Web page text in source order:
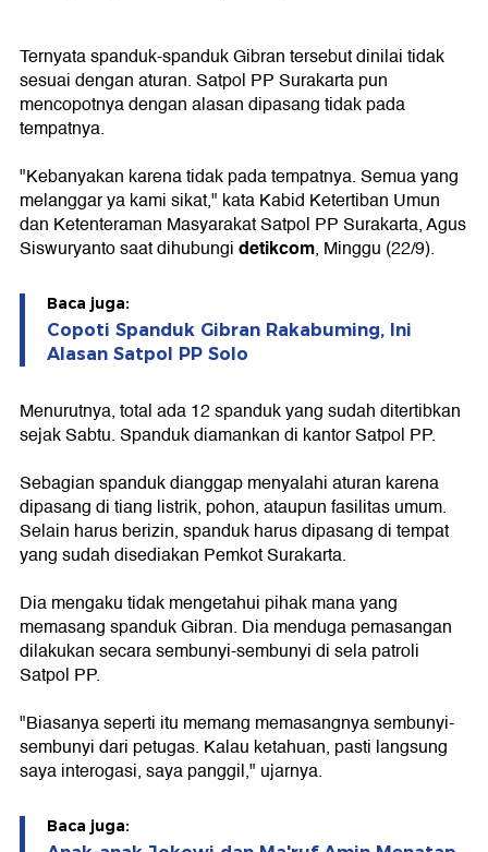
Ternyata spanduk-spanduk Gibran tersebut dinilai tidak
sesuai dengan aturan. Satpol PP Surakarta pun
mencopotnya dengan alasan dipasang tidak pada
tempatnya.
"Kebanyakan karena tidak pada tempatnya. Semua yang
melanggar ya kami sikat," kata Kabid Ketertiban Umun
dan Ketenteraman Masyarakat Satpol PP Surakarta, Agus
Siswuryanto saat dihubungidetikcom, Minggu (22/9).
Baca juga:
Copoti Spanduk Gibran Rakabuming, Ini
Alasan Satpol PP Solo
Menurutnya, total ada 12 spanduk yang sudah ditertibkan
sejak Sabtu. Spanduk diamankan di kantor Satpol PP.
Sebagian spanduk dianggap menyalahi aturan karena
dipasang di tiang listrik, pohon, ataupun fasilitas umum.
Selain harus berizin, spanduk harus dipasang di tempat
yang sudah disediakan Pemkot Surakarta.
Dia mengaku tidak mengetahui pihak mana yang
memasang spanduk Gibran. Dia menduga pemasangan
dilakukan secara sembunyi-sembunyi di sela patroli
Satpol PP.
"Biasanya seperti itu memang memasangnya sembunyi-
sembunyi dari petugas. Kalau ketahuan, pasti langsung
saya interogasi, saya panggil," ujarnya.
Baca juga: